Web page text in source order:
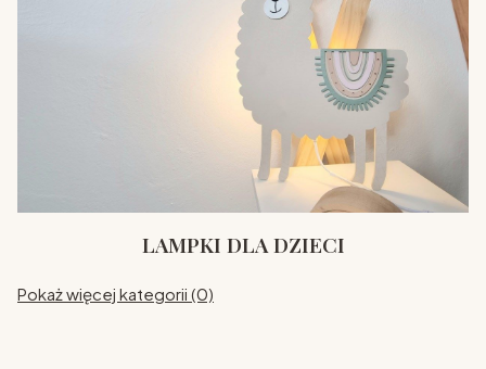
LAMPKI DLA DZIECI
Pokaż więcej kategorii (0)